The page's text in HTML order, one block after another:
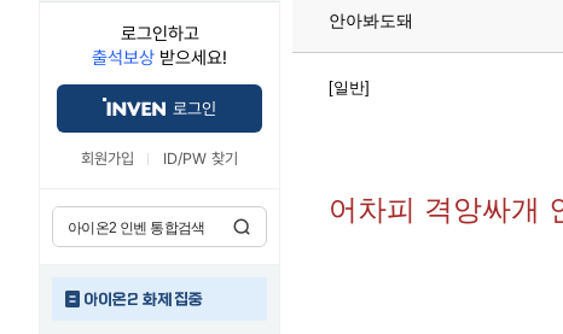
로그인하고
출석보상 받으세요!
로그인
회원가입 ID/PW 찾기
아이온2 화제 집중
안아봐도돼
[일반]
어차피 격앙싸개